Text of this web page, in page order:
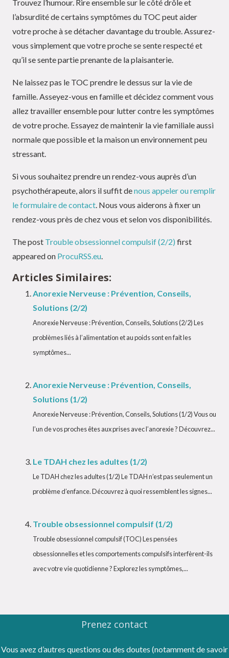
Trouvez l’humour. Rire ensemble sur le côté drôle et
l’absurdité de certains symptômes du TOC peut aider
votre proche à se détacher davantage du trouble. Assurez-
vous simplement que votre proche se sente respecté et
qu’il se sente partie prenante de la plaisanterie.
Ne laissez pas le TOC prendre le dessus sur la vie de
famille. Asseyez-vous en famille et décidez comment vous
allez travailler ensemble pour lutter contre les symptômes
de votre proche. Essayez de maintenir la vie familiale aussi
normale que possible et la maison un environnement peu
stressant.
Si vous souhaitez prendre un rendez-vous auprès d’un
psychothérapeute, alors il suffit denous appeler ou remplir
le formulaire de contact. Nous vous aiderons à fixer un
rendez-vous près de chez vous et selon vos disponibilités.
The post Trouble obsessionnel compulsif (2/2) first
appeared on ProcuRSS.eu.
Articles Similaires:
Anorexie Nerveuse : Prévention, Conseils,
Solutions (2/2)
Anorexie Nerveuse : Prévention, Conseils, Solutions (2/2) Les
problèmes liés à l’alimentation et au poids sont en fait les
symptômes...
Anorexie Nerveuse : Prévention, Conseils,
Solutions (1/2)
Anorexie Nerveuse : Prévention, Conseils, Solutions (1/2) Vous ou
l’un de vos proches êtes aux prises avec l’anorexie ? Découvrez...
Le TDAH chez les adultes (1/2)
Le TDAH chez les adultes (1/2) Le TDAH n’est pas seulement un
problème d’enfance. Découvrez à quoi ressemblent les signes...
Trouble obsessionnel compulsif (1/2)
Trouble obsessionnel compulsif (TOC) Les pensées
obsessionnelles et les comportements compulsifs interfèrent-ils
avec votre vie quotidienne ? Explorez les symptômes,...
Prenez contact
Vous avez d’autres questions ou des doutes (notamment de savoir